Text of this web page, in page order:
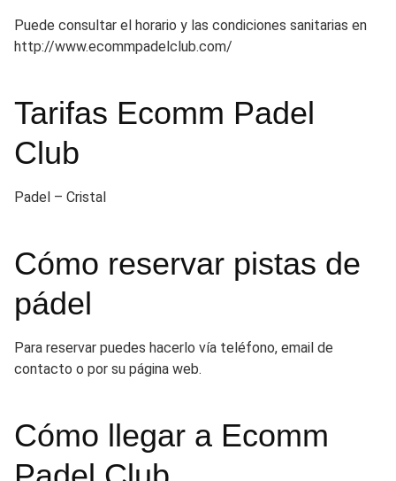
Puede consultar el horario y las condiciones sanitarias en
http://www.ecommpadelclub.com/
Tarifas Ecomm Padel
Club
Padel – Cristal
Cómo reservar pistas de
pádel
Para reservar puedes hacerlo vía teléfono, email de
contacto o por su página web.
Cómo llegar a Ecomm